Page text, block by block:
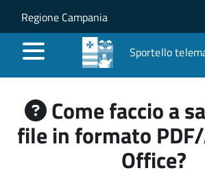
Salta al contenuto principale
Skip to site navigation
Regione Campania
Sportello
Come faccio a
file in formato
Office?